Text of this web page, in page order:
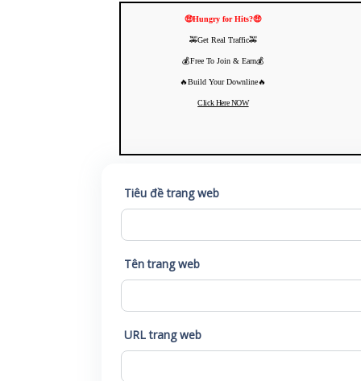
🤑Hungry for Hits?🤑
🚕Get Real Traffic🚕
💰Free To Join & Earn💰
🔥Build Your Downline🔥
Click Here NOW
Tiêu đề trang web
Tên trang web
URL trang web